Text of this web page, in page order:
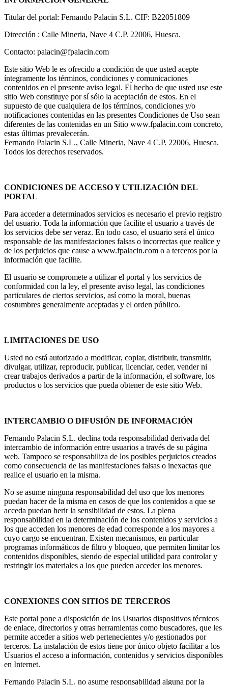
Titular del portal: Fernando Palacin S.L. CIF: B22051809
Dirección : Calle Mineria, Nave 4 C.P. 22006, Huesca.
Contacto: palacin@fpalacin.com
Este sitio Web le es ofrecido a condición de que usted acepte
íntegramente los términos, condiciones y comunicaciones
contenidos en el presente aviso legal. El hecho de que usted use este
sitio Web constituye por sí sólo la aceptación de estos. En el
supuesto de que cualquiera de los términos, condiciones y/o
notificaciones contenidas en las presentes Condiciones de Uso sean
diferentes de las contenidas en un Sitio www.fpalacin.com concreto,
estas últimas prevalecerán.
Fernando Palacin S.L., Calle Mineria, Nave 4 C.P. 22006, Huesca.
Todos los derechos reservados.
CONDICIONES DE ACCESO Y UTILIZACIÓN DEL
PORTAL
Para acceder a determinados servicios es necesario el previo registro
del usuario. Toda la información que facilite el usuario a través de
los servicios debe ser veraz. En todo caso, el usuario será el único
responsable de las manifestaciones falsas o incorrectas que realice y
de los perjuicios que cause a www.fpalacin.com o a terceros por la
información que facilite.
El usuario se compromete a utilizar el portal y los servicios de
conformidad con la ley, el presente aviso legal, las condiciones
particulares de ciertos servicios, así como la moral, buenas
costumbres generalmente aceptadas y el orden público.
LIMITACIONES DE USO
Usted no está autorizado a modificar, copiar, distribuir, transmitir,
divulgar, utilizar, reproducir, publicar, licenciar, ceder, vender ni
crear trabajos derivados a partir de la información, el software, los
productos o los servicios que pueda obtener de este sitio Web.
INTERCAMBIO O DIFUSIÓN DE INFORMACIÓN
Fernando Palacin S.L. declina toda responsabilidad derivada del
intercambio de información entre usuarios a través de su página
web. Tampoco se responsabiliza de los posibles perjuicios creados
como consecuencia de las manifestaciones falsas o inexactas que
realice el usuario en la misma.
No se asume ninguna responsabilidad del uso que los menores
puedan hacer de la misma en casos de que los contenidos a que se
acceda puedan herir la sensibilidad de estos. La plena
responsabilidad en la determinación de los contenidos y servicios a
los que acceden los menores de edad corresponde a los mayores a
cuyo cargo se encuentran. Existen mecanismos, en particular
programas informáticos de filtro y bloqueo, que permiten limitar los
contenidos disponibles, siendo de especial utilidad para controlar y
restringir los materiales a los que pueden acceder los menores.
CONEXIONES CON SITIOS DE TERCEROS
Este portal pone a disposición de los Usuarios dispositivos técnicos
de enlace, directorios y otras herramientas como buscadores, que les
permite acceder a sitios web pertenecientes y/o gestionados por
terceros. La instalación de estos tiene por único objeto facilitar a los
Usuarios el acceso a información, contenidos y servicios disponibles
en Internet.
Fernando Palacin S.L. no asume responsabilidad alguna por la